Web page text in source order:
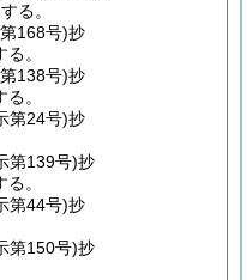
る。
168号)抄
。
138号)抄
。
第24号)抄
第139号)抄
。
第44号)抄
第150号)抄